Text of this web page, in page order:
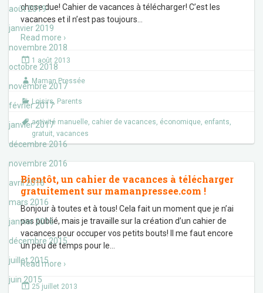
août 2019
janvier 2019
novembre 2018
octobre 2018
novembre 2017
février 2017
janvier 2017
décembre 2016
novembre 2016
avril 2016
mars 2016
janvier 2016
décembre 2015
juillet 2015
juin 2015
chose due! Cahier de vacances à télécharger! C’est les
vacances et il n’est pas toujours
Read more ›
1 août 2013
Maman Pressée
Loisirs, Parents
activité manuelle, cahier de vacances, économique, enfants,
gratuit, vacances
Bientôt, un cahier de vacances à télécharger
gratuitement sur mamanpressee.com !
Bonjour à toutes et à tous! Cela fait un moment que je n’ai
pas publié, mais je travaille sur la création d’un cahier de
vacances pour occuper vos petits bouts! Il me faut encore
un peu de temps pour le
Read more ›
25 juillet 2013